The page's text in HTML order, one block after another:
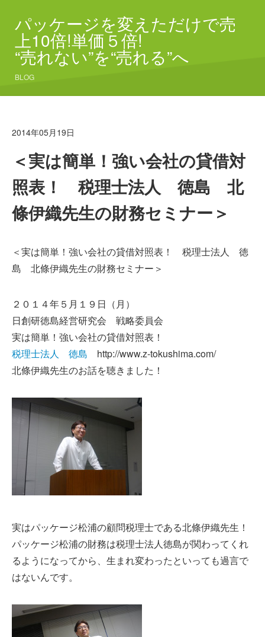
パッケージを変えただけで売
上10倍!単価５倍!
“売れない”を“売れる”へ
BLOG
2014年05月19日
＜実は簡単！強い会社の貸借対
照表！ 税理士法人 徳島 北
條伊織先生の財務セミナー＞
＜実は簡単！強い会社の貸借対照表！ 税理士法人 徳
島 北條伊織先生の財務セミナー＞
２０１４年５月１９日（月）
日創研徳島経営研究会 戦略委員会
実は簡単！強い会社の貸借対照表！
税理士法人 徳島 http://www.z-tokushima.com/
北條伊織先生のお話を聴きました！
実はパッケージ松浦の顧問税理士である北條伊織先生！
パッケージ松浦の財務は税理士法人徳島が関わってくれ
るようになってから、生まれ変わったといっても過言で
はないんです。